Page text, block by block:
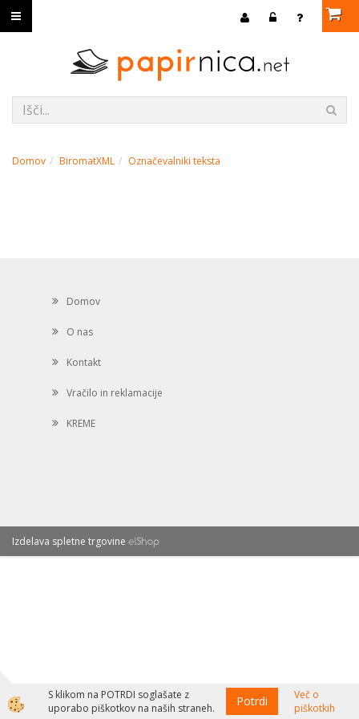
Domov BiromatXML Označevalniki teksta
Domov
O nas
Kontakt
Vračilo in reklamacije
KREME
Izdelava spletne trgovine
S klikom na POTRDI soglašate z
uporabo piškotkov na naših straneh.
Potrdi
Več o
piškotkih